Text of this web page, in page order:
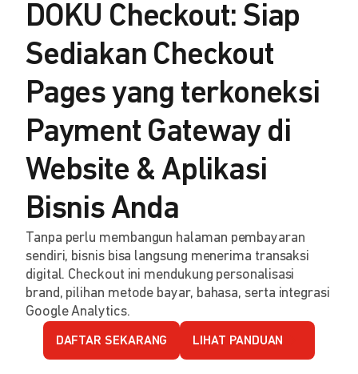
DOKU Checkout: Siap
Sediakan Checkout
Pages yang terkoneksi
Payment Gateway di
Website & Aplikasi
Bisnis Anda
Tanpa perlu membangun halaman pembayaran
sendiri, bisnis bisa langsung menerima transaksi
digital. Checkout ini mendukung personalisasi
brand, pilihan metode bayar, bahasa, serta integrasi
Google Analytics.
DAFTAR SEKARANG LIHAT PANDUAN